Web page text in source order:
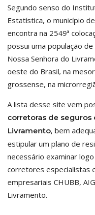
Segundo senso do
Estatística, o município
encontra na 2549ª
possui uma população
Nossa Senhora do
oeste do Brasil, na
grossense, na
A lista desse site vem
corretoras de seguros
Livramento, bem
estipular um plano de
necessário examinar
corretores especialistas
empresariais CHUBB,
Livramento.